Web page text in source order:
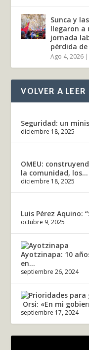
Sunca y
llegaron a
jornada
pérdida
Ago 4, 2026 |
VOLVER A LEER
Seguridad: un
diciembre 18, 2025
OMEU:
la comunidad, los...
diciembre 18, 2025
Luis Pérez Aquino:
octubre 9, 2025
Ayotzinapa: 10
en...
septiembre 26, 2024
Orsi: «En mi
septiembre 17, 2024